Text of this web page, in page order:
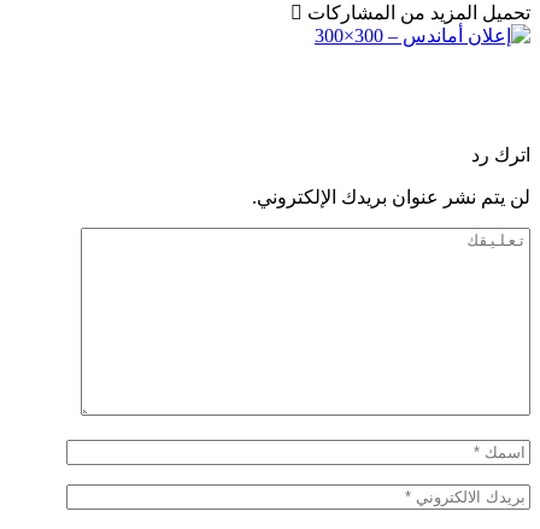
تحميل المزيد من المشاركات
اترك رد
لن يتم نشر عنوان بريدك الإلكتروني.